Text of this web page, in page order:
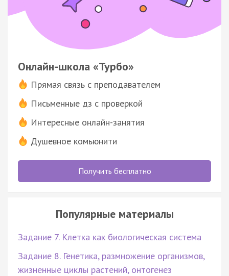
Онлайн-школа «Турбо»
Прямая связь с преподавателем
Письменные дз с проверкой
Интересные онлайн-занятия
Душевное комьюнити
Получить бесплатно
Популярные материалы
Задание 7. Клетка как биологическая система
Задание 8. Генетика, размножение организмов,
жизненные циклы растений, онтогенез